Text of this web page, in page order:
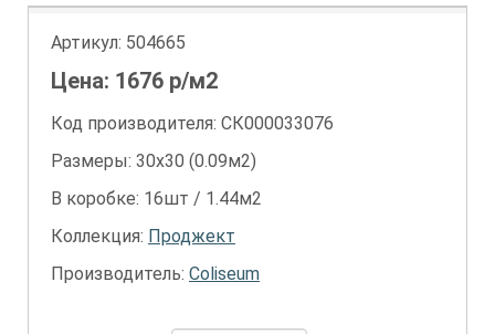
Артикул: 504665
Цена: 1676 р/м2
Код производителя: СК000033076
Размеры: 30х30 (0.09м2)
В коробке: 16шт / 1.44м2
Коллекция: Проджект
Производитель: Coliseum